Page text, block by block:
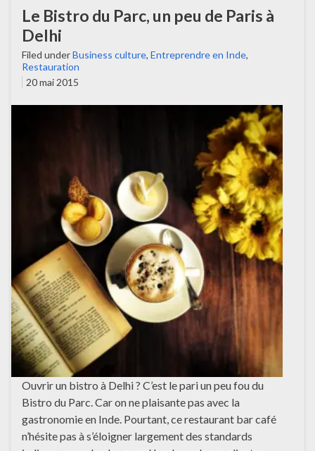
Le Bistro du Parc, un peu de Paris à
Delhi
Filed underBusiness culture, Entreprendre en Inde,
Restauration
20 mai 2015
Ouvrir un bistro à Delhi ? C’est le pari un peu fou du
Bistro du Parc. Car on ne plaisante pas avec la
gastronomie en Inde. Pourtant, ce restaurant bar café
n’hésite pas à s’éloigner largement des standards